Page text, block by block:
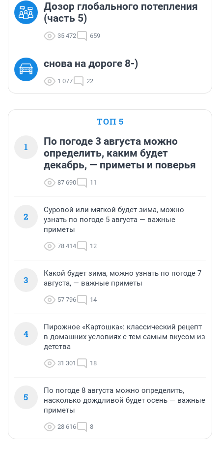
Дозор глобального потепления
(часть 5)
35 472 659
снова на дороге 8-)
1 077 22
ТОП 5
1
По погоде 3 августа можно
определить, каким будет
декабрь, — приметы и поверья
87 690 11
2
Суровой или мягкой будет зима, можно
узнать по погоде 5 августа — важные
приметы
78 414 12
3
Какой будет зима, можно узнать по погоде 7
августа, — важные приметы
57 796 14
4
Пирожное «Картошка»: классический рецепт
в домашних условиях с тем самым вкусом из
детства
31 301 18
5
По погоде 8 августа можно определить,
насколько дождливой будет осень — важные
приметы
28 616 8